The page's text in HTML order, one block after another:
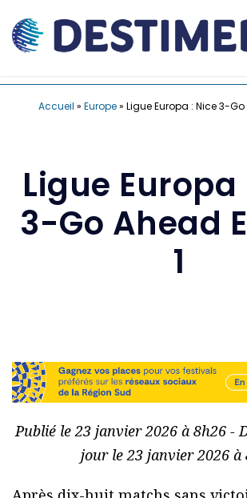
Accueil » Europe» Ligue Europa : Nice 3-
Ligue Europa
3-Go Ahead
1
Publié le 23 janvier 2026 à 8h26 -
jour le 23 janvier 2026 à